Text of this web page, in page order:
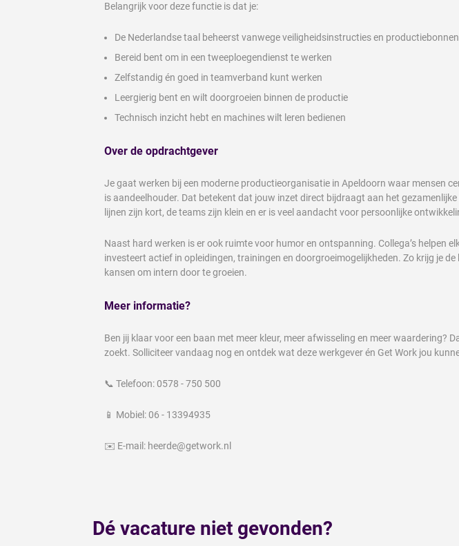
Belangrijk voor deze functie is dat je:
De Nederlandse taal beheerst vanwege veiligheidsinstructies en productiebonnen
Bereid bent om in een tweeploegendienst te werken
Zelfstandig én goed in teamverband kunt werken
Leergierig bent en wilt doorgroeien binnen de productie
Technisch inzicht hebt en machines wilt leren bedienen
Over de opdrachtgever
Je gaat werken bij een moderne productieorganisatie in Apeldoorn waar mensen
is aandeelhouder. Dat betekent dat jouw inzet direct bijdraagt aan het
lijnen zijn kort, de teams zijn klein en er is veel aandacht voor persoonlijke
Naast hard werken is er ook ruimte voor humor en ontspanning. Collega’s helpen
investeert actief in opleidingen, trainingen en doorgroeimogelijkheden. Zo krijg je
kansen om intern door te groeien.
Meer informatie?
Ben jij klaar voor een baan met meer kleur, meer afwisseling en meer
zoekt. Solliciteer vandaag nog en ontdek wat deze werkgever én Get Work jou
📞 Telefoon: 0578 - 750 500
📱 Mobiel: 06 - 13394935
✉️ E-mail: heerde@getwork.nl
Dé vacature niet gevonden?